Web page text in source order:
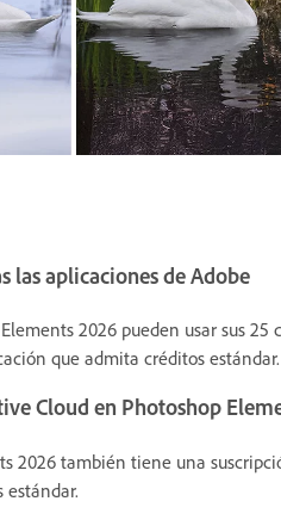
las aplicaciones de Adobe
2026 pueden usar sus
que admita créditos estándar.
Cloud en Photoshop
2026 también tiene una
estándar.